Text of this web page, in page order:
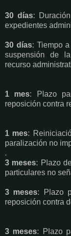
30 días:
expedientes
30 días: Tiempo
suspensión de
recurso
1 mes: Plazo
reposición contra
1 mes:
paralización no
.
3 meses: Plazo
particulares no
3 meses: Plazo
reposición contra
3 meses: Plazo